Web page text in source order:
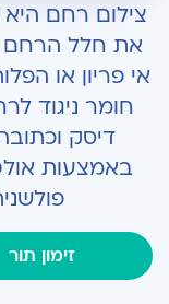
ברור אי פריון
איך מתבצע
האם יש תופעות
מה הם התנאים
איך מתבצע
האם יש תופעות
צילום רחם
את חלל הרחם
אי פריון או
חומר ניגוד
דיסק
באמצעות
זימון תור